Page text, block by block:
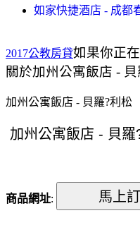
如家快捷酒店 - 成都
2017公教房貸如果你正
關於加州公寓飯店 -
加州公寓飯店 - 貝羅?利松
商品網址: